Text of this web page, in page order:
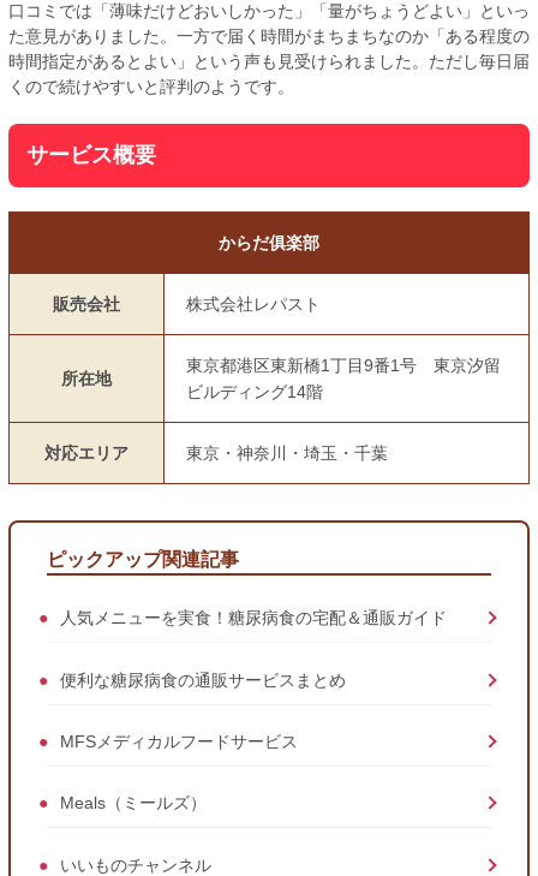
口コミでは「薄味だけどおいしかった」「量がちょうどよい」といっ
た意見がありました。一方で届く時間がまちまちなのか「ある程度の
時間指定があるとよい」という声も見受けられました。ただし毎日届
くので続けやすいと評判のようです。
サービス概要
からだ俱楽部
販売会社 株式会社レパスト
所在地
東京都港区東新橋1丁目9番1号 東京汐留
ビルディング14階
対応エリア 東京・神奈川・埼玉・千葉
ピックアップ関連記事
人気メニューを実食！糖尿病食の宅配＆通販ガイド
便利な糖尿病食の通販サービスまとめ
MFSメディカルフードサービス
Meals（ミールズ）
いいものチャンネル